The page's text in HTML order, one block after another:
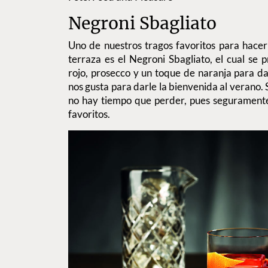
Negroni Sbagliato
Uno de nuestros tragos favoritos para
terraza es el Negroni Sbagliato, el cual se
rojo, prosecco y un toque de naranja para
nos gusta para darle la bienvenida al verano.
no hay tiempo que perder, pues
favoritos.